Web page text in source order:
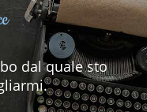
dal quale sto